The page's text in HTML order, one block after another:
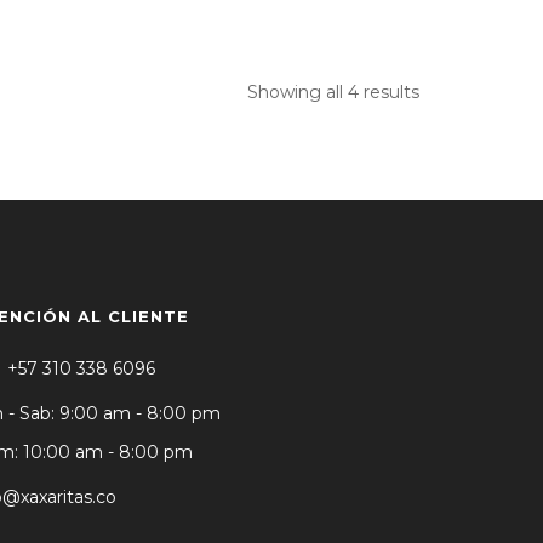
Showing all 4 results
AL CLIENTE
+57 310 338 6096
- Sab: 9:00 am - 8:00 pm
10:00 am - 8:00 pm